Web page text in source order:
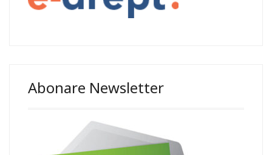
Abonare Newsletter